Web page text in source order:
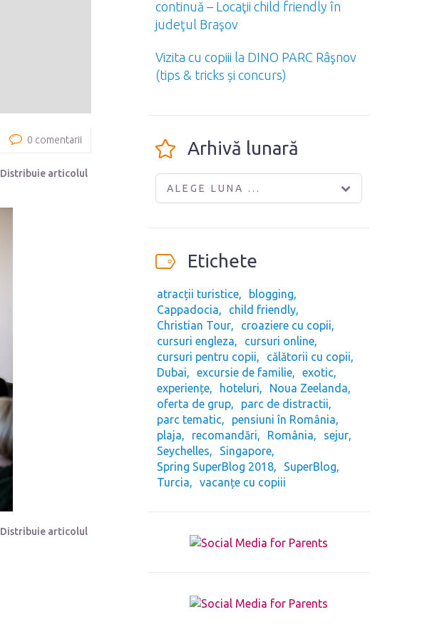
0 comentarii
Distribuie articolul
Distribuie articolul
continuă – Locaţii child friendly în
judeţul Braşov
Vizita cu copiii la DINO PARC Râşnov
(tips & tricks și concurs)
Arhivă lunară
ALEGE LUNA ...
Etichete
atracții turistice
blogging
Cappadocia
child friendly
Christian Tour
croaziere cu copii
cursuri engleza
cursuri online
cursuri pentru copii
călătorii cu copii
Dubai
excursie de familie
exotic
experiențe
hoteluri
Noua Zeelanda
oferta de grup
parc de distractii
parc tematic
pensiuni în România
plaja
recomandări România
sejur
Seychelles
Singapore
Spring SuperBlog 2018
SuperBlog
Turcia
vacanțe cu copiii